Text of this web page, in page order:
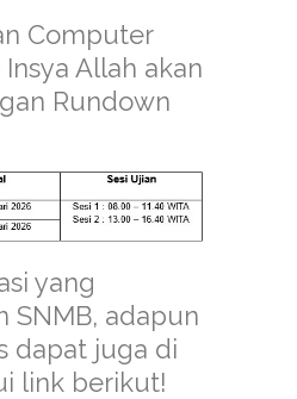
Computer
Insya Allah akan
Rundown
yang
SNMB, adapun
dapat juga di
link berikut!